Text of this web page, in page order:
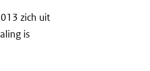
zich uit
is